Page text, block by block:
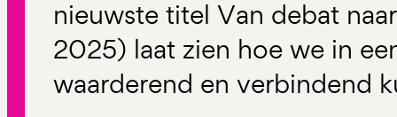
nieuwste titel Van debat
2025) laat zien hoe we in
waarderend en verbindend